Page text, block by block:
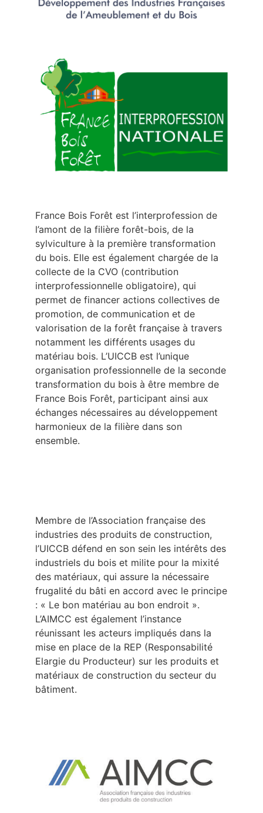
France Bois Forêt est l’interprofession de
l’amont de la filière forêt-bois, de la
sylviculture à la première transformation
du bois. Elle est également chargée de la
collecte de la CVO (contribution
interprofessionnelle obligatoire), qui
permet de financer actions collectives de
promotion, de communication et de
valorisation de la forêt française à travers
notamment les différents usages du
matériau bois. L’UICCB est l’unique
organisation professionnelle de la seconde
transformation du bois à être membre de
France Bois Forêt, participant ainsi aux
échanges nécessaires au développement
harmonieux de la filière dans son
ensemble.
Membre de l’Association française des
industries des produits de construction,
l’UICCB défend en son sein les intérêts des
industriels du bois et milite pour la mixité
des matériaux, qui assure la nécessaire
frugalité du bâti en accord avec le principe
: « Le bon matériau au bon endroit ».
L’AIMCC est également l’instance
réunissant les acteurs impliqués dans la
mise en place de la REP (Responsabilité
Elargie du Producteur) sur les produits et
matériaux de construction du secteur du
bâtiment.